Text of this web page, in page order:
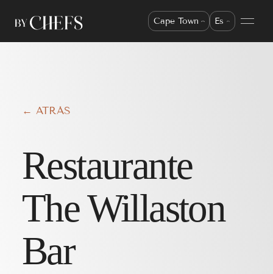
Cape Town Es
← ATRÁS
Restaurante
The Willaston
Bar